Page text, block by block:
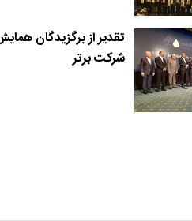
شرکت برتر